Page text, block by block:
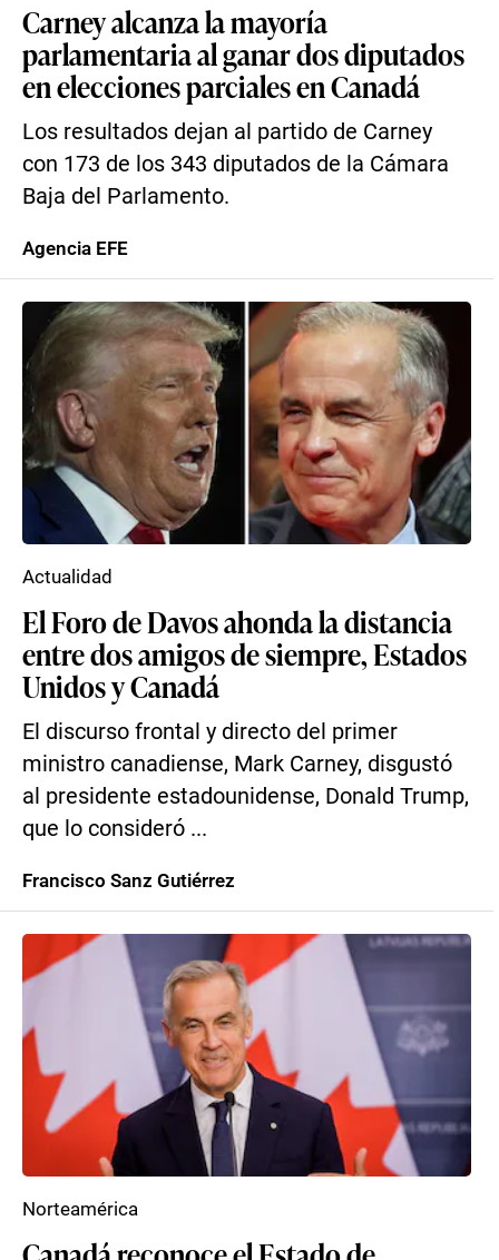
Carney alcanza la mayoría
parlamentaria al ganar dos diputados
en elecciones parciales en Canadá
Los resultados dejan al partido de Carney
con 173 de los 343 diputados de la Cámara
Baja del Parlamento.
Agencia EFE
El Foro de Davos ahonda la distancia
entre dos amigos de siempre, Estados
Unidos y Canadá
El discurso frontal y directo del primer
ministro canadiense, Mark Carney, disgustó
al presidente estadounidense, Donald Trump,
que lo consideró ...
Actualidad
Francisco Sanz Gutiérrez
Norteamérica